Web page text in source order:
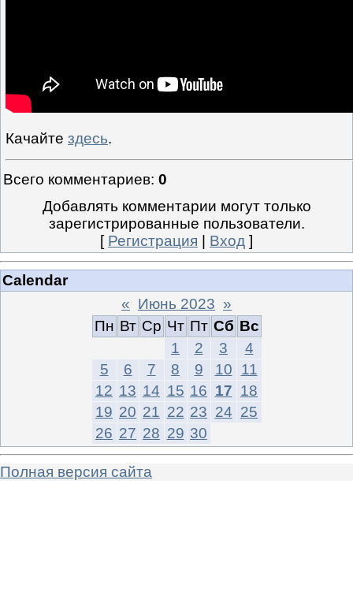
Качайте здесь.
Всего комментариев: 0
Добавлять комментарии могут только
зарегистрированные пользователи.
[ Регистрация Вход ]
Calendar
« Июнь 2023 »
Пн Вт Ср Чт Пт Сб Вс
1
2 3
4
5
6 7 8 9 10
11
12 13 14 15 16 17 18
19 20 21 22 23 24 25
26 27 28 29 30
Полная версия сайта